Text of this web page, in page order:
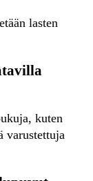
lasten
kuten
varustettuja